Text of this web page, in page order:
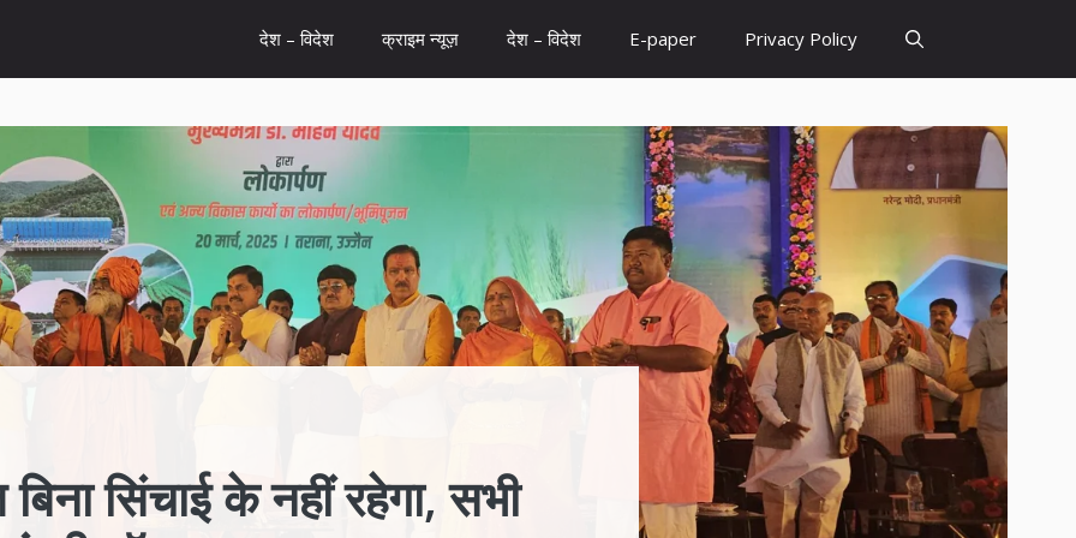
देश – विदेश क्राइम न्यूज़ देश – विदेश E-paper Privacy Policy
सिंचाई के नहीं रहेगा, सभी